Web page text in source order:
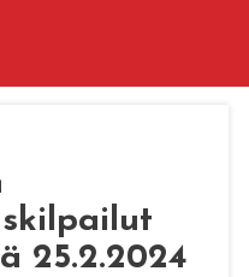
25.2.2024